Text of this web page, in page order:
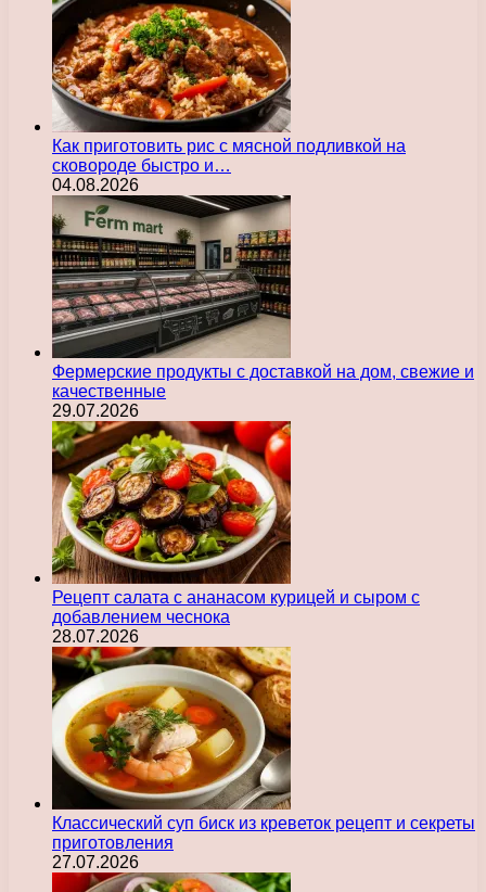
Как приготовить рис с мясной подливкой на
сковороде быстро и…
04.08.2026
Фермерские продукты с доставкой на дом, свежие и
качественные
29.07.2026
Рецепт салата с ананасом курицей и сыром с
добавлением чеснока
28.07.2026
Классический суп биск из креветок рецепт и секреты
приготовления
27.07.2026